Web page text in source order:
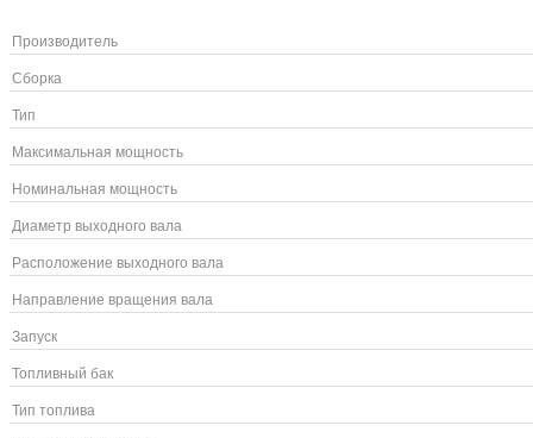
Производитель
Сборка
Тип
Максимальная мощность
Номинальная мощность
Диаметр выходного вала
Расположение выходного вала
Направление вращения вала
Запуск
Топливный бак
Тип топлива